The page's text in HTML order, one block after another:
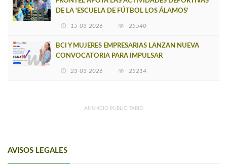
DE LA 'ESCUELA DE FÚTBOL LOS ÁLAMOS'
15-03-2026 25540
BCI Y MUJERES EMPRESARIAS LANZAN NUEVA
CONVOCATORIA PARA IMPULSAR
23-03-2026 25214
ANUNCIO PUBLICITARIO
AVISOS LEGALES